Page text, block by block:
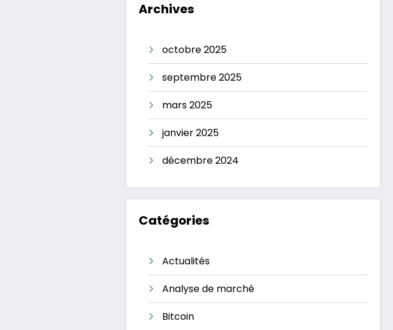
Archives
octobre 2025
septembre 2025
mars 2025
janvier 2025
décembre 2024
Catégories
Actualités
Analyse de marché
Bitcoin